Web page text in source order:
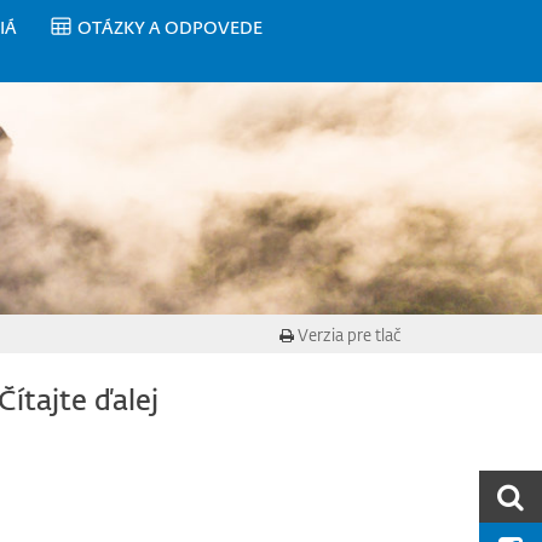
OTÁZKY A ODPOVEDE
Verzia pre tlač
ďalej